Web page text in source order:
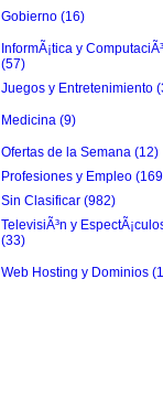
Gobierno (16)
InformÃ¡tica y
(57)
Juegos y Entretenimiento
Medicina (9)
Ofertas de la Semana (12)
Profesiones y Empleo
Sin Clasificar (982)
TelevisiÃ³n y
(33)
Web Hosting y Dominios